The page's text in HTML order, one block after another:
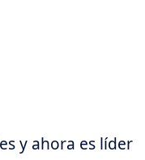
y ahora es líder